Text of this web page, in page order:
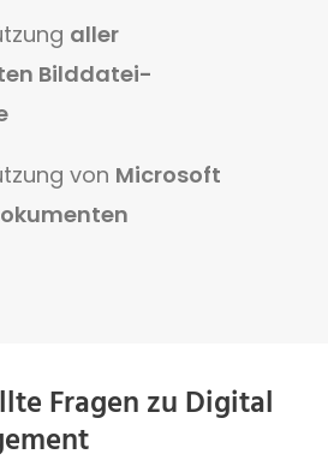
aller
Bilddatei-
von Microsoft
Fragen zu Digital